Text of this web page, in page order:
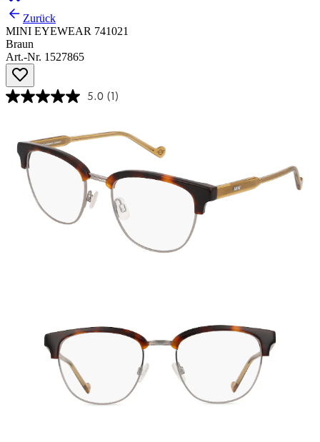
Zurück
MINI EYEWEAR 741021
Braun
Art.-Nr. 1527865
5.0 (1)